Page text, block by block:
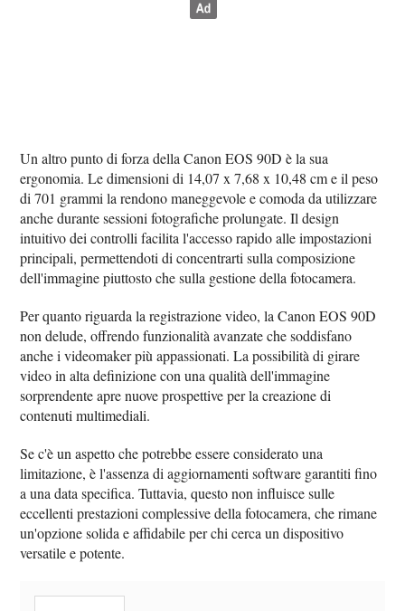
Un altro punto di forza della Canon EOS 90D è la sua
ergonomia. Le dimensioni di 14,07 x 7,68 x 10,48 cm e il peso
di 701 grammi la rendono maneggevole e comoda da utilizzare
anche durante sessioni fotografiche prolungate. Il design
intuitivo dei controlli facilita l'accesso rapido alle impostazioni
principali, permettendoti di concentrarti sulla composizione
dell'immagine piuttosto che sulla gestione della fotocamera.
Per quanto riguarda la registrazione video, la Canon EOS 90D
non delude, offrendo funzionalità avanzate che soddisfano
anche i videomaker più appassionati. La possibilità di girare
video in alta definizione con una qualità dell'immagine
sorprendente apre nuove prospettive per la creazione di
contenuti multimediali.
Se c'è un aspetto che potrebbe essere considerato una
limitazione, è l'assenza di aggiornamenti software garantiti fino
a una data specifica. Tuttavia, questo non influisce sulle
eccellenti prestazioni complessive della fotocamera, che rimane
un'opzione solida e affidabile per chi cerca un dispositivo
versatile e potente.